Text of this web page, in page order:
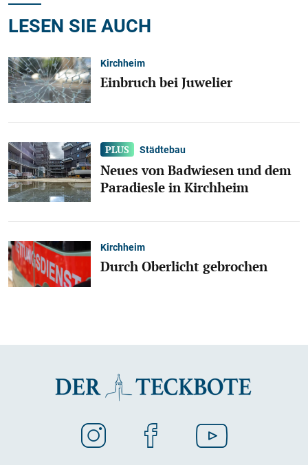
LESEN SIE AUCH
Kirchheim
Einbruch bei Juwelier
Städtebau
Neues von Badwiesen und dem
Paradiesle in Kirchheim
Kirchheim
Durch Oberlicht gebrochen